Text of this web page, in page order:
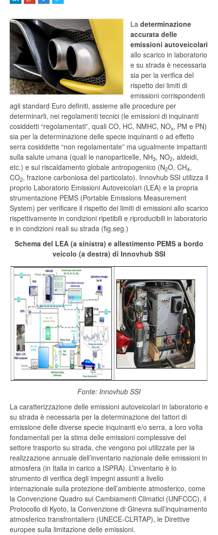
La determinazione
accurata delle
emissioni autoveicolari
allo scarico in laboratorio
e su strada è necessaria
sia per la verifica del
rispetto dei limiti di
emissioni corrispondenti
agli standard Euro definiti, assieme alle procedure per
determinarli, nei regolamenti tecnici (le emissioni di inquinanti
cosiddetti “regolamentati”, quali CO, HC, NMHC, NOx, PM e PN)
sia per la determinazione delle specie inquinanti o ad effetto
serra cosiddette “non regolamentate” ma ugualmente impattanti
sulla salute umana (quali le nanoparticelle, NH3, NO2, aldeidi,
etc.) e sul riscaldamento globale antropogenico (N2O, CH4,
CO2, frazione carboniosa del particolato). Innovhub SSI utilizza il
proprio Laboratorio Emissioni Autoveicolari (LEA) e la propria
strumentazione PEMS (Portable Emissions Measurement
System) per verificare il rispetto dei limiti di emissioni allo scarico
rispettivamente in condizioni ripetibili e riproducibili in laboratorio
e in condizioni reali su strada (fig.seg.)
Schema del LEA (a sinistra) e allestimento PEMS a bordo
veicolo (a destra) di Innovhub SSI
Fonte: Innovhub SSI
La caratterizzazione delle emissioni autoveicolari in laboratorio e
su strada è necessaria per la determinazione dei fattori di
emissione delle diverse specie inquinanti e/o serra, a loro volta
fondamentali per la stima delle emissioni complessive del
settore trasporto su strada, che vengono poi utilizzate per la
realizzazione annuale dell’inventario nazionale delle emissioni in
atmosfera (in Italia in carico a ISPRA). L’inventario è lo
strumento di verifica degli impegni assunti a livello
internazionale sulla protezione dell’ambiente atmosferico, come
la Convenzione Quadro sui Cambiamenti Climatici (UNFCCC), il
Protocollo di Kyoto, la Convenzione di Ginevra sull’inquinamento
atmosferico transfrontaliero (UNECE-CLRTAP), le Direttive
europee sulla limitazione delle emissioni.